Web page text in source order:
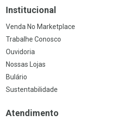
Institucional
Venda No Marketplace
Trabalhe Conosco
Ouvidoria
Nossas Lojas
Bulário
Sustentabilidade
Atendimento